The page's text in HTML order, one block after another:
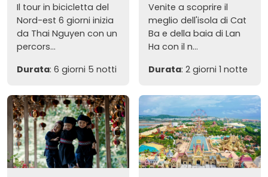
Il tour in bicicletta del
Nord-est 6 giorni inizia
da Thai Nguyen con un
percors...
Durata: 6 giorni 5 notti
Venite a scoprire il
meglio dell'isola di Cat
Ba e della baia di Lan
Ha con il n...
Durata: 2 giorni 1 notte